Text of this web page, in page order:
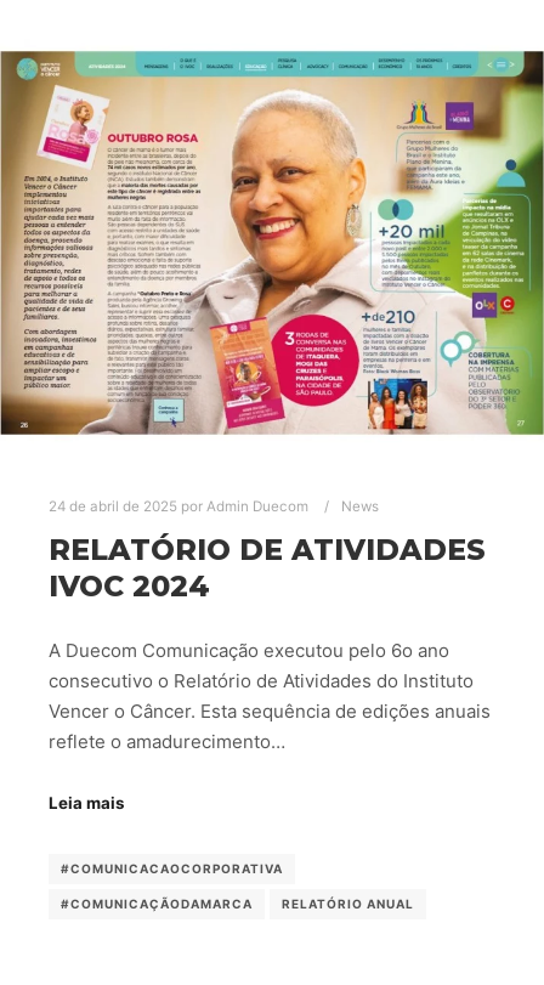
24 de abril de 2025 por Admin Duecom News
RELATÓRIO DE ATIVIDADES
IVOC 2024
A Duecom Comunicação executou pelo 6o ano
consecutivo o Relatório de Atividades do Instituto
Vencer o Câncer. Esta sequência de edições anuais
reflete o amadurecimento…
Leia mais
#COMUNICACAOCORPORATIVA
#COMUNICAÇÃODAMARCA RELATÓRIO ANUAL